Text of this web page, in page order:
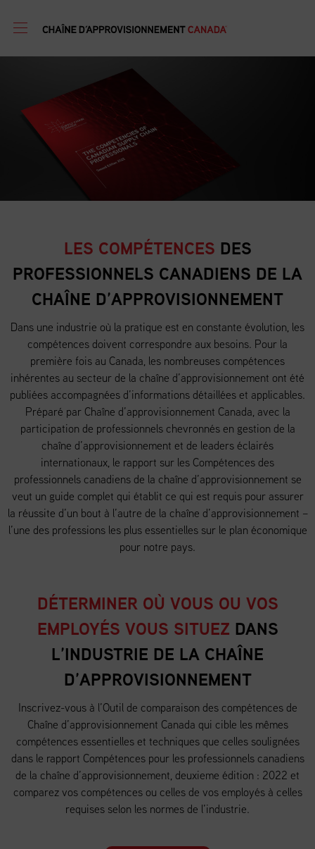
LES COMPÉTENCES DES
PROFESSIONNELS CANADIENS DE LA
CHAÎNE D’APPROVISIONNEMENT
Dans une industrie où la pratique est en constante évolution, les
compétences doivent correspondre aux besoins. Pour la
première fois au Canada, les nombreuses compétences
inhérentes au secteur de la chaîne d’approvisionnement ont été
publiées accompagnées d’informations détaillées et applicables.
Préparé par Chaîne d’approvisionnement Canada, avec la
participation de professionnels chevronnés en gestion de la
chaîne d’approvisionnement et de leaders éclairés
internationaux, le rapport sur les Compétences des
professionnels canadiens de la chaîne d’approvisionnement se
veut un guide complet qui établit ce qui est requis pour assurer
la réussite d’un bout à l’autre de la chaîne d’approvisionnement –
l’une des professions les plus essentielles sur le plan économique
pour notre pays.
DÉTERMINER OÙ VOUS OU VOS
EMPLOYÉS VOUS SITUEZ DANS
L’INDUSTRIE DE LA CHAÎNE
D’APPROVISIONNEMENT
Inscrivez-vous à l’Outil de comparaison des compétences de
Chaîne d’approvisionnement Canada qui cible les mêmes
compétences essentielles et techniques que celles soulignées
dans le rapport Compétences pour les professionnels canadiens
de la chaîne d’approvisionnement, deuxieme édition : 2022 et
comparez vos compétences ou celles de vos employés à celles
requises selon les normes de l’industrie.